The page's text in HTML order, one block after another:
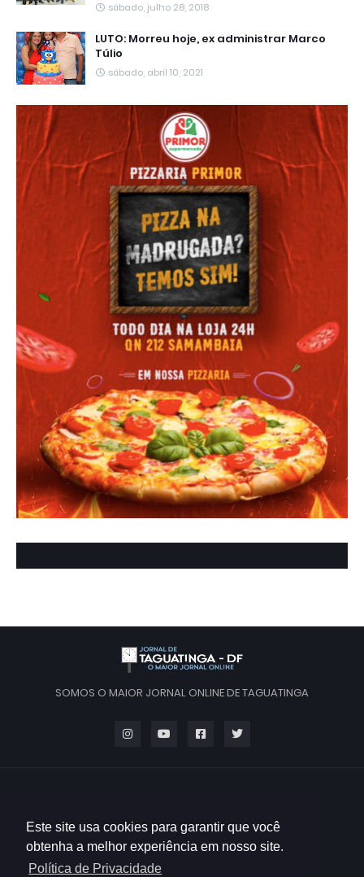
Este site usa cookies para garantir que você
obtenha a melhor experiência em nosso site.
Política de Privacidade
sábado, julho 28, 2018
LUTO: Morreu hoje, ex administrar Marco
Túlio
sábado, abril 10, 2021
SOMOS O MAIOR JORNAL ONLINE DE TAGUATINGA